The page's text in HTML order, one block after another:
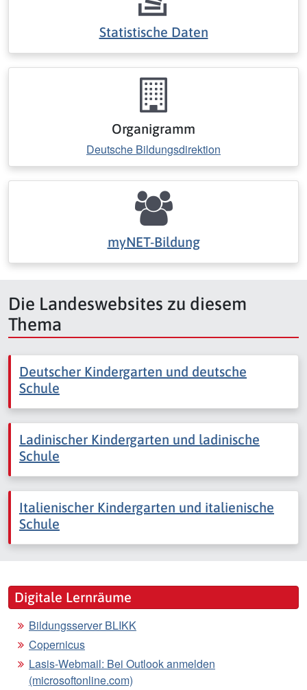
Statistische Daten
Organigramm
Deutsche Bildungsdirektion
myNET-Bildung
Die Landeswebsites zu diesem
Thema
Deutscher Kindergarten und deutsche
Schule
Ladinischer Kindergarten und ladinische
Schule
Italienischer Kindergarten und italienische
Schule
Digitale Lernräume
Bildungsserver BLIKK
Copernicus
Lasis-Webmail: Bei Outlook anmelden
(microsoftonline.com)